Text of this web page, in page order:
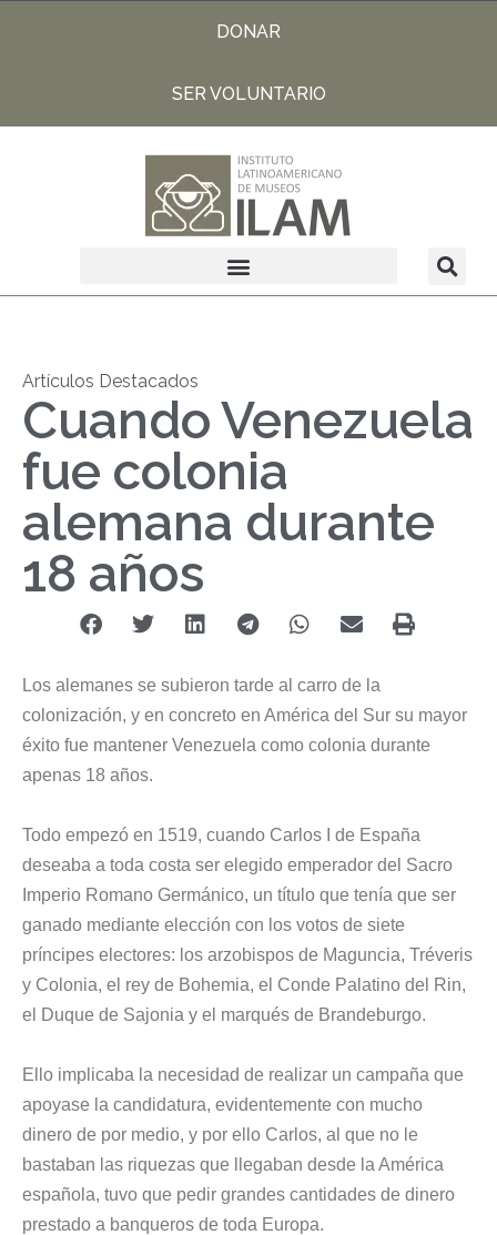
DONAR
SER VOLUNTARIO
Artículos Destacados
Cuando Venezuela
fue colonia
alemana durante
18 años
Los alemanes se subieron tarde al carro de la
colonización, y en concreto en América del Sur su mayor
éxito fue mantener Venezuela como colonia durante
apenas 18 años.
Todo empezó en 1519, cuando Carlos I de España
deseaba a toda costa ser elegido emperador del Sacro
Imperio Romano Germánico, un título que tenía que ser
ganado mediante elección con los votos de siete
príncipes electores: los arzobispos de Maguncia, Tréveris
y Colonia, el rey de Bohemia, el Conde Palatino del Rin,
el Duque de Sajonia y el marqués de Brandeburgo.
Ello implicaba la necesidad de realizar un campaña que
apoyase la candidatura, evidentemente con mucho
dinero de por medio, y por ello Carlos, al que no le
bastaban las riquezas que llegaban desde la América
española, tuvo que pedir grandes cantidades de dinero
prestado a banqueros de toda Europa.